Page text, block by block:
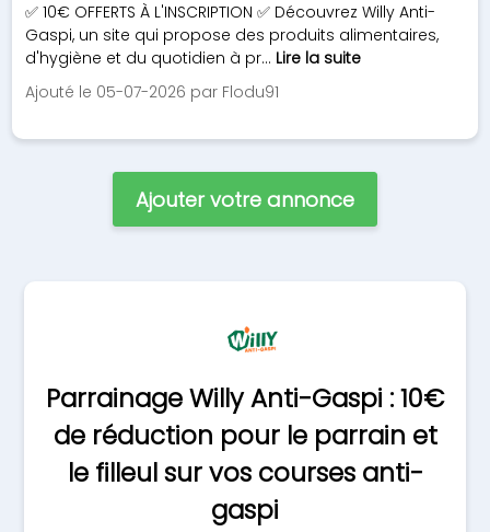
✅ 10€ OFFERTS À L'INSCRIPTION ✅ Découvrez Willy Anti-
Gaspi, un site qui propose des produits alimentaires,
d'hygiène et du quotidien à pr... Lire la suite
Ajouté le 05-07-2026 par Flodu91
Ajouter votre annonce
Parrainage Willy Anti-Gaspi : 10€
de réduction pour le parrain et
le filleul sur vos courses anti-
gaspi